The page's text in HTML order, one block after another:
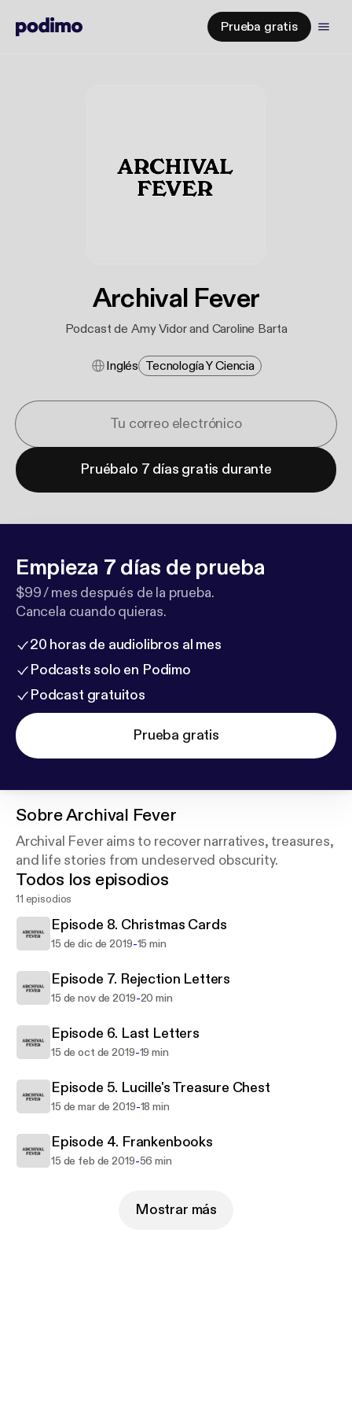
Prueba gratis
Archival Fever
Podcast de Amy Vidor and Caroline Barta
Inglés Tecnología Y Ciencia
Pruébalo 7 días gratis durante
Empieza 7 días de prueba
$99 / mes después de la prueba.
Cancela cuando quieras.
20 horas de audiolibros al mes
Podcasts solo en Podimo
Podcast gratuitos
Prueba gratis
SobreArchival Fever
Archival Fever aims to recover narratives, treasures,
and life stories from undeserved obscurity.
Todos los episodios
11 episodios
Episode 8. Christmas Cards
15 de dic de 2019-15 min
Episode 7. Rejection Letters
15 de nov de 2019-20 min
Episode 6. Last Letters
15 de oct de 2019-19 min
Episode 5. Lucille's Treasure Chest
15 de mar de 2019-18 min
Episode 4. Frankenbooks
15 de feb de 2019-56 min
Mostrar más